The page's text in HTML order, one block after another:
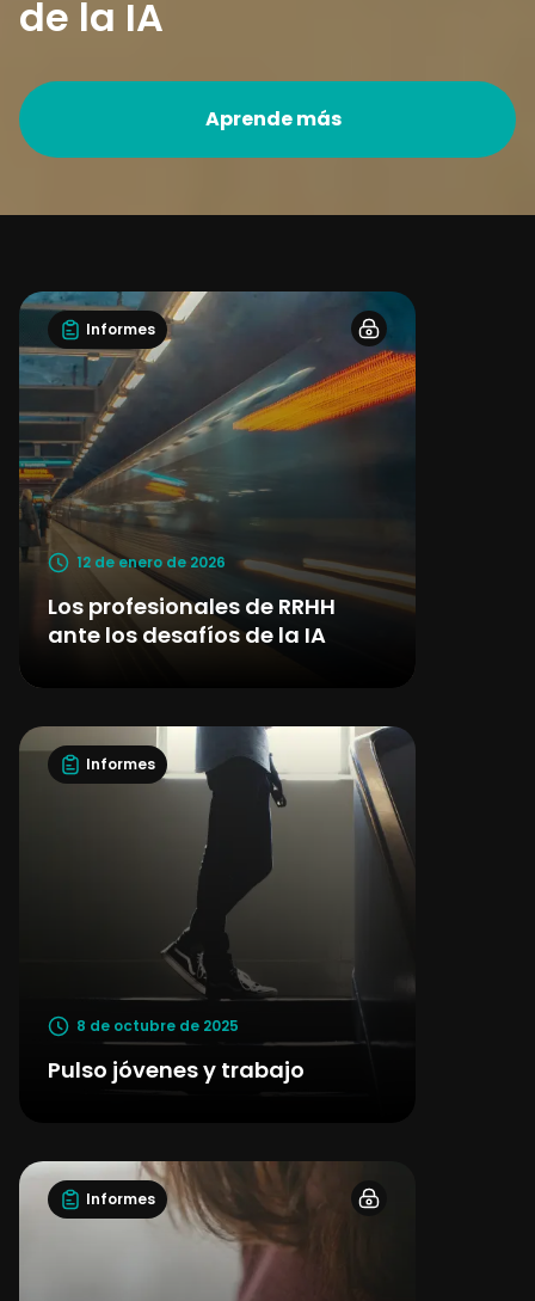
de la IA
Aprende más
Informes
12 de enero de 2026
Los profesionales de RRHH
ante los desafíos de la IA
Informes
8 de octubre de 2025
Pulso jóvenes y trabajo
Informes